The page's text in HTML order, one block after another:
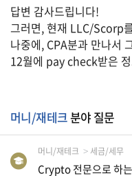
를
찾
습
니
S
답변 감사드립니다!
그러면, 현재 LLC/Scorp
나중에, CPA분과 만나서
12월에 pay check받은
머니/재테크분야 질문
머니/재테크 세금/세무